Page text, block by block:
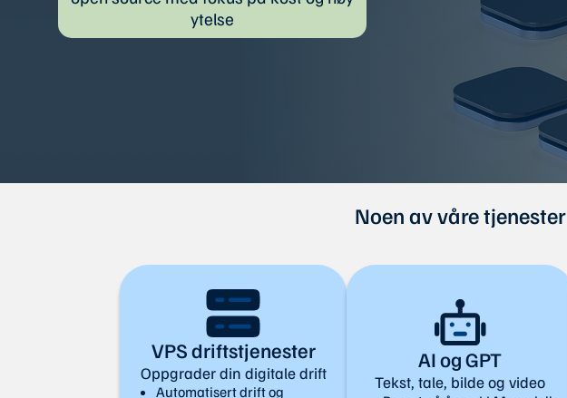
ytelse
Noen av våre tjenester
VPS driftstjenester
Oppgrader din digitale drift
Automatisert drift og
AI og GPT
Tekst, tale, bilde og video